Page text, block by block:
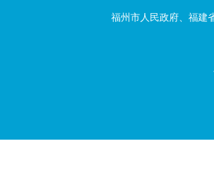
福州市人民政府、福建